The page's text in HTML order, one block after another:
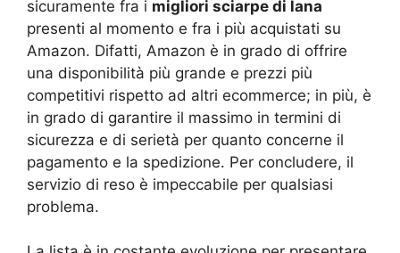
sicuramente fra i migliori sciarpe di lana
presenti al momento e fra i più acquistati su
Amazon. Difatti, Amazon è in grado di offrire
una disponibilità più grande e prezzi più
competitivi rispetto ad altri ecommerce; in più, è
in grado di garantire il massimo in termini di
sicurezza e di serietà per quanto concerne il
pagamento e la spedizione. Per concludere, il
servizio di reso è impeccabile per qualsiasi
problema.